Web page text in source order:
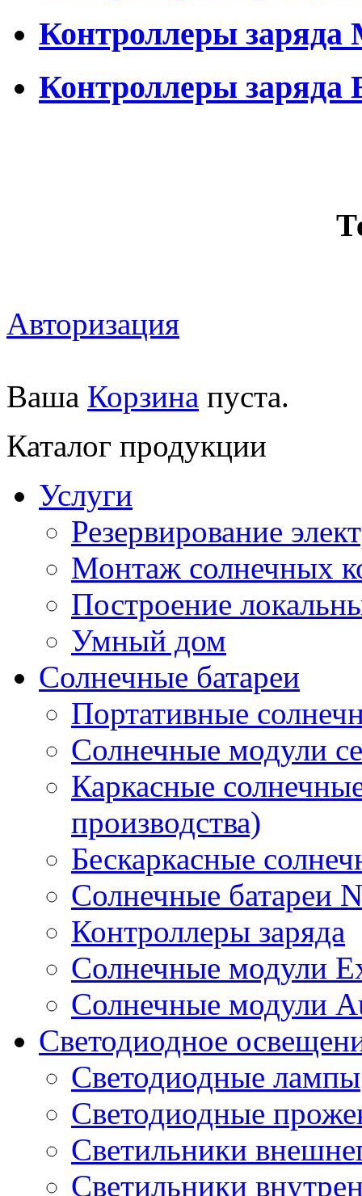
Контроллеры
Контроллеры заряда
Авторизация
Ваша Корзина пуста.
Каталог продукции
Услуги
Резервирование
Монтаж солнечных
Построение
Умный дом
Солнечные батареи
Портативные
Солнечные модули
Каркасные
производства)
Бескаркасные
Солнечные батареи
Контроллеры заряда
Солнечные модули
Солнечные модули
Светодиодное
Светодиодные лампы
Светодиодные
Светильники
Светильники